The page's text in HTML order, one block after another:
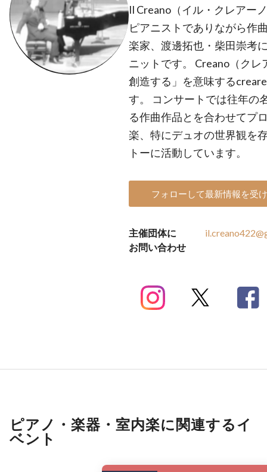
Il Creano（イル・クレアー
ピアニストでありながら作
楽家、渡邊拓也・柴田崇考
ニットです。 Creano（ク
創造する」を意味する
す。 コンサートでは往年の
る作曲作品とを合わせてプ
楽、特にデュオの世界観を
トーに活動しています。
フォローして最新情報を受
主催団体に
お問い合わせ
ピアノ・楽器・室内楽に関連するイ
ベント